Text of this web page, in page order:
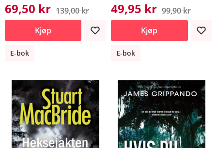
69,50 kr 139,00 kr
Kjøp
E-bok
49,95 kr 99,90 kr
Kjøp
E-bok